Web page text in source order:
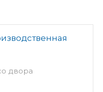
двора